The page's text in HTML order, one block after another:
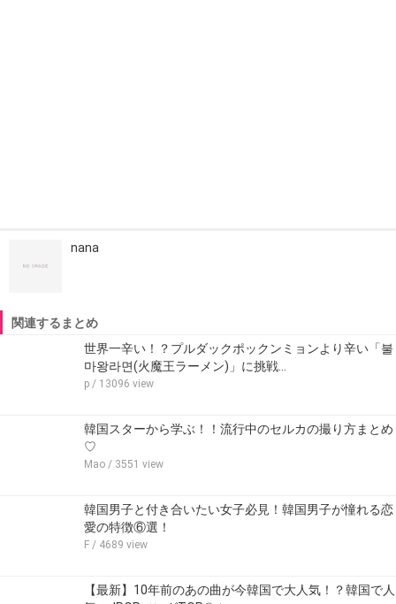
nana
関連するまとめ
世界一辛い！？プルダックポックンミョンより辛い「불
마왕라면(火魔王ラーメン)」に挑戦…
p / 13096 view
韓国スターから学ぶ！！流行中のセルカの撮り方まとめ
♡
Mao / 3551 view
韓国男子と付き合いたい女子必見！韓国男子が憧れる恋
愛の特徴⑥選！
F / 4689 view
【最新】10年前のあの曲が今韓国で大人気！？韓国で人